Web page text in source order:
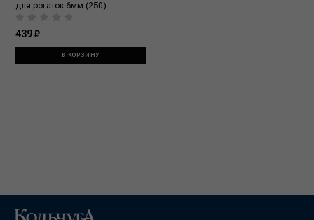
для рогаток 6мм (250)
439 ₽
В КОРЗИНУ